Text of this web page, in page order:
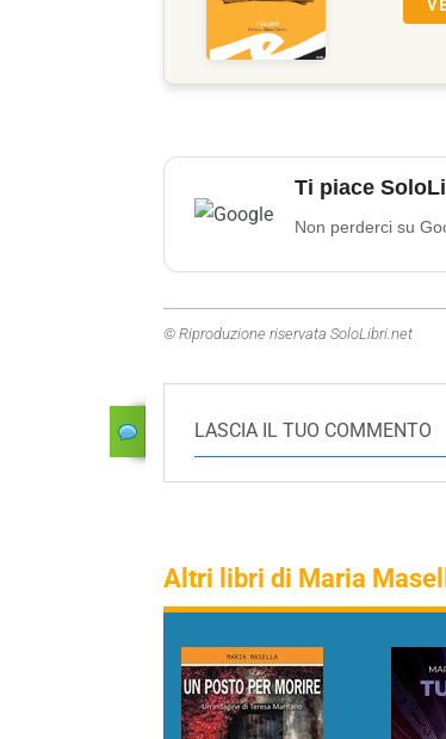
Ti piace
Non perderci su
© Riproduzione riservata SoloLibri.net
LASCIA IL TUO COMMENTO
Altri libri di Maria